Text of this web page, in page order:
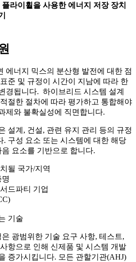
라이휠을 사용한 에너지 저장 장치
에너지 믹스의 분산형 발전에 대한 점
준 및 규정이 시간이 지남에 따라 한
경됩니다. 하이브리드 시스템 설계
절한 절차에 따라 평가하고 통합해야
제와 불확실성에 직면합니다.
설계, 건설, 관련 유지 관리 등의 규정
. 구성 요소 또는 시스템에 대한 해당
요소를 기반으로 합니다.
될 국가/지역
드파티 기업
기술
광범위한 기술 요구 사항, 테스트,
항으로 인해 신제품 및 시스템 개발
증가시킵니다. 모든 관할기관(AHJ)